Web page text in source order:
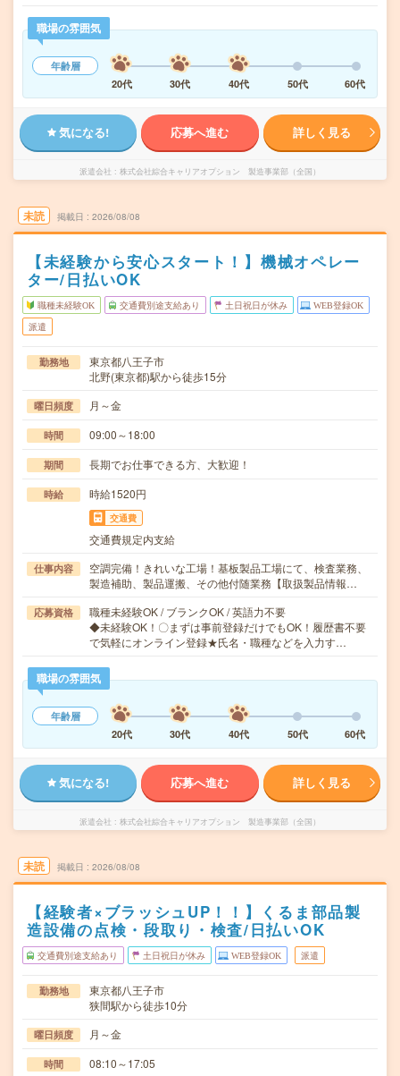
職場の雰囲気
年齢層
20代
30代 40代 50代 60代
気になる! 応募へ進む 詳しく見る
派遣会社 株式会社綜合キャリアオプション 製造事業部（全国）
未読 掲載日 2026/08/08
【未経験から安心スタート！】機械オペレー
ター/日払いOK
職種未経験OK 交通費別途支給あり 土日祝日が休み WEB登録OK
派遣
勤務地
東京都八王子市
北野(東京都)駅から徒歩15分
曜日頻度 月～金
時間 09:00～18:00
期間 長期でお仕事できる方、大歓迎！
時給 時給1520円
交通費
交通費規定内支給
仕事内容
空調完備！きれいな工場！基板製品工場にて、検査業務、
製造補助、製品運搬、その他付随業務【取扱製品情報…
応募資格
職種未経験OK / ブランクOK / 英語力不要
◆未経験OK！〇まずは事前登録だけでもOK！履歴書不要
で気軽にオンライン登録★氏名・職種などを入力す…
職場の雰囲気
年齢層
20代
30代 40代 50代 60代
気になる! 応募へ進む 詳しく見る
派遣会社 株式会社綜合キャリアオプション 製造事業部（全国）
未読 掲載日 2026/08/08
【経験者×ブラッシュUP！！】くるま部品製
造設備の点検・段取り・検査/日払いOK
交通費別途支給あり 土日祝日が休み WEB登録OK 派遣
勤務地
東京都八王子市
狭間駅から徒歩10分
曜日頻度 月～金
時間 08:10～17:05